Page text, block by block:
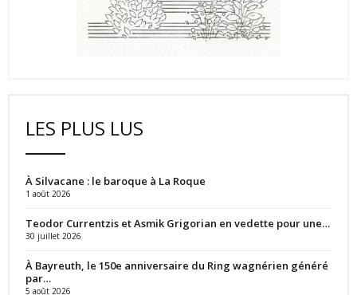
LES PLUS LUS
À Silvacane : le baroque à La Roque
1 août 2026
Teodor Currentzis et Asmik Grigorian en vedette pour une…
30 juillet 2026
À Bayreuth, le 150e anniversaire du Ring wagnérien généré
par…
5 août 2026